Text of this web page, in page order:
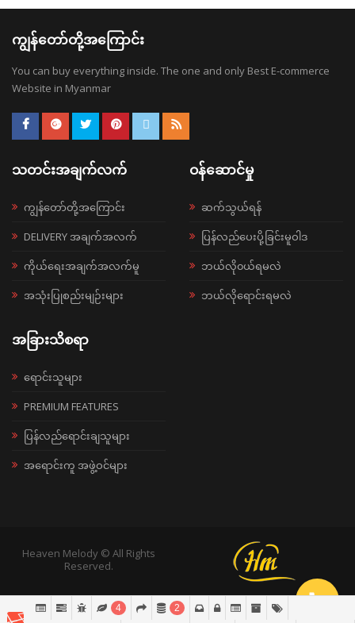
ကျွန်တော်တို့အကြောင်း
You can buy everything inside. The one and only Best E-commerce
Website in Myanmar
သတင်းအချက်လက်
ကျွန်တော်တို့အကြောင်း
DELIVERY အချက်အလက်
ကိုယ်ရေးအချက်အလက်မူ
အသုံးပြုစည်းမျဉ်းများ
ဝန်ဆောင်မှု
ဆက်သွယ်ရန်
ပြန်လည်ပေးပို့ခြင်းမူဝါဒ
ဘယ်လို၀ယ်ရမလဲ
ဘယ်လိုရောင်းရမလဲ
အခြားသိစရာ
ရောင်းသူများ
PREMIUM FEATURES
ပြန်လည်ရောင်းချသူများ
အရောင်းကူ အဖွဲ့ဝင်များ
Heaven Melody © All Rights
Reserved.
4 2